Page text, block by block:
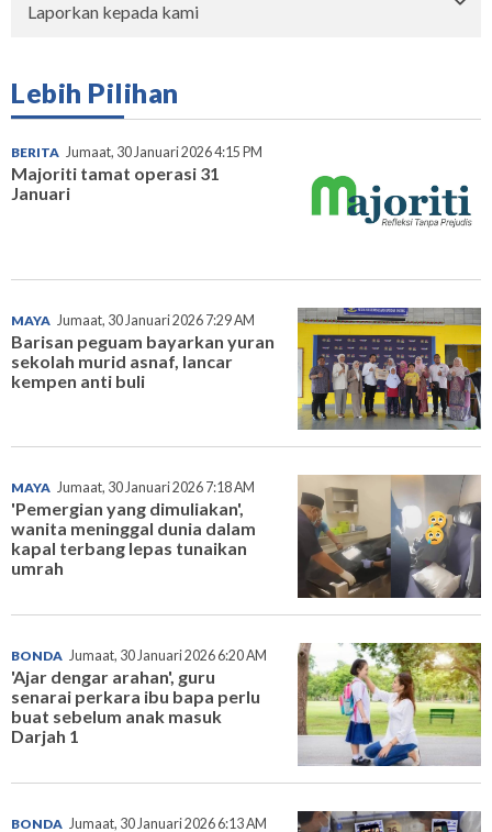
Laporkan kepada kami
Lebih Pilihan
BERITA Jumaat, 30 Januari 2026 4:15 PM
Majoriti tamat operasi 31
Januari
MAYA Jumaat, 30 Januari 2026 7:29 AM
Barisan peguam bayarkan yuran
sekolah murid asnaf, lancar
kempen anti buli
MAYA Jumaat, 30 Januari 2026 7:18 AM
'Pemergian yang dimuliakan',
wanita meninggal dunia dalam
kapal terbang lepas tunaikan
umrah
BONDA Jumaat, 30 Januari 2026 6:20 AM
'Ajar dengar arahan', guru
senarai perkara ibu bapa perlu
buat sebelum anak masuk
Darjah 1
BONDA Jumaat, 30 Januari 2026 6:13 AM